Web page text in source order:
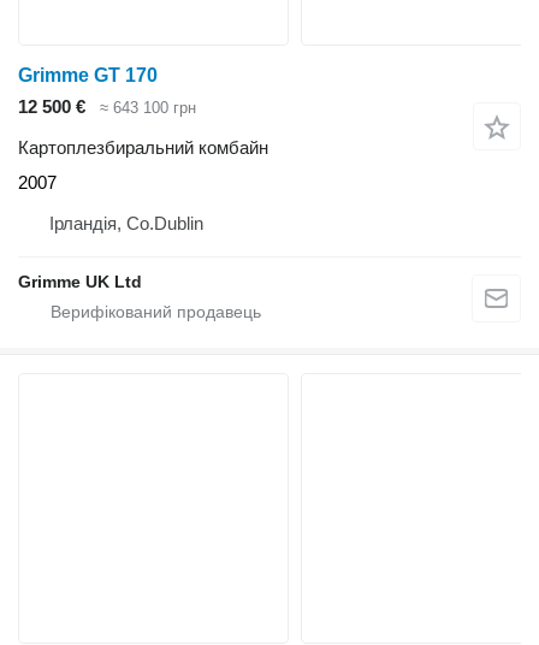
Grimme GT 170
12 500 €
≈ 643 100 грн
Картоплезбиральний комбайн
2007
Ірландія, Co.Dublin
Grimme UK Ltd